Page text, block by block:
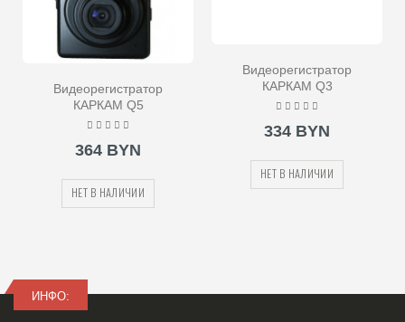
Видеорегистратор
КАРКАМ Q5
364 BYN
НЕТ В НАЛИЧИИ
Видеорегистратор
КАРКАМ Q3
334 BYN
НЕТ В НАЛИЧИИ
ИНФО: